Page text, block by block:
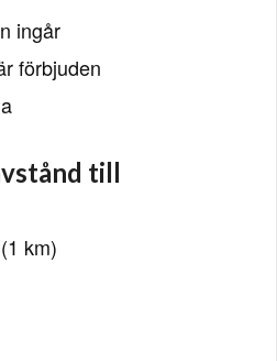
ingår
förbjuden
till
km)